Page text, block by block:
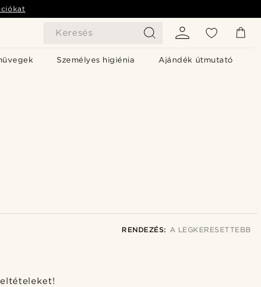
Keresés
Személyes higiénia Ajándék útmutató
RENDEZÉS: A LEGKERESETTEBB